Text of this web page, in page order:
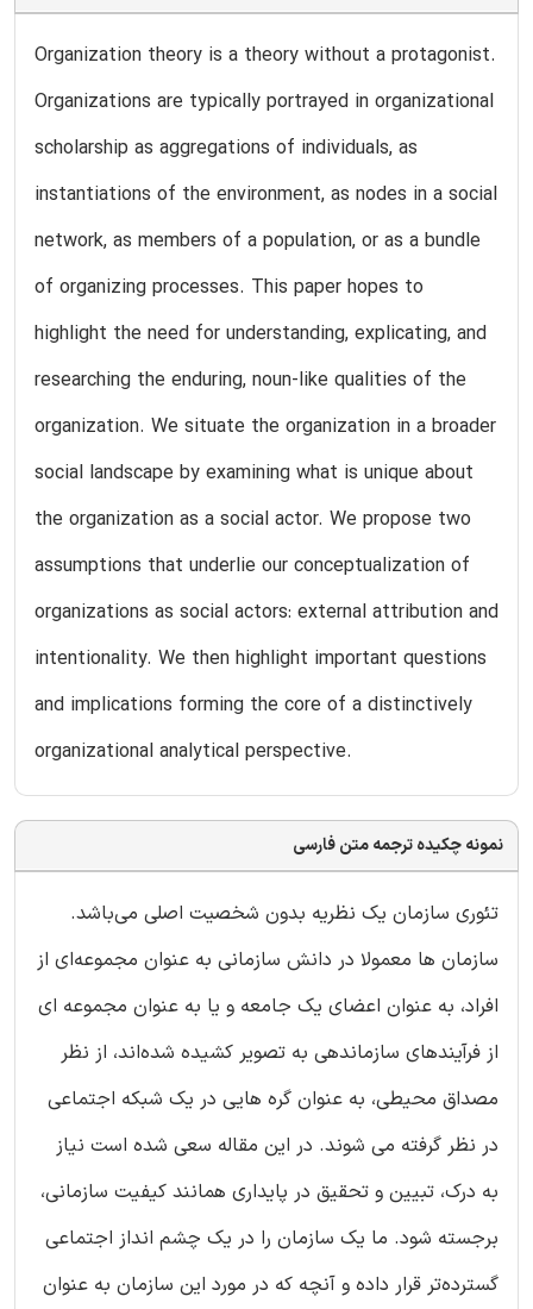
Organization theory is a theory without a protagonist.
Organizations are typically portrayed in organizational
scholarship as aggregations of individuals, as
instantiations of the environment, as nodes in a social
network, as members of a population, or as a bundle
of organizing processes. This paper hopes to
highlight the need for understanding, explicating, and
researching the enduring, noun-like qualities of the
organization. We situate the organization in a broader
social landscape by examining what is unique about
the organization as a social actor. We propose two
assumptions that underlie our conceptualization of
organizations as social actors: external attribution and
intentionality. We then highlight important questions
and implications forming the core of a distinctively
organizational analytical perspective.
نمونه چکیده ترجمه متن فارسی
تئوری سازمان یک نظریه بدون شخصیت اصلی می‌باشد.
سازمان ها معمولا در دانش سازمانی به عنوان مجموعه‌ای از
افراد، به عنوان اعضای یک جامعه و یا به عنوان مجموعه ای
از فرآیندهای سازماندهی به تصویر کشیده‌ شده‌اند، از نظر
مصداق محیطی، به عنوان گره هایی در یک شبکه اجتماعی
در نظر گرفته می شوند. در این مقاله سعی شده است نیاز
به درک، تبیین و تحقیق در پایداری همانند کیفیت سازمانی،
برجسته شود. ما یک سازمان را در یک چشم انداز اجتماعی
گسترده‌تر قرار داده و آنچه که در مورد این سازمان به عنوان